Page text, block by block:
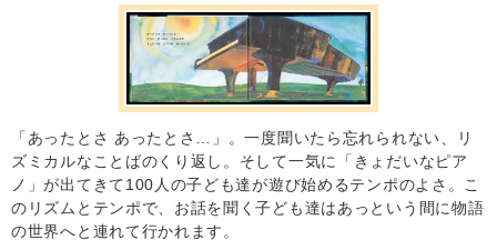
「あったとさ あったとさ…」。一度聞いたら忘れられない、リ
ズミカルなことばのくり返し。そして一気に「きょだいなピア
ノ」が出てきて100人の子ども達が遊び始めるテンポのよさ。こ
のリズムとテンポで、お話を聞く子ども達はあっという間に物語
の世界へと連れて行かれます。